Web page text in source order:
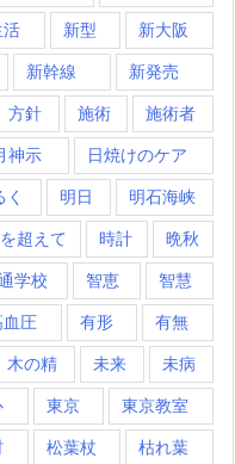
活 新型 新大阪
新幹線 新発売
方針 施術 施術者
神示 日焼けのケア
く 明日 明石海峡
超えて 時計 晩秋
学校 智恵 智慧
圧 有形 有無
木の精 未来 未病
東京 東京教室
松葉杖 枯れ葉